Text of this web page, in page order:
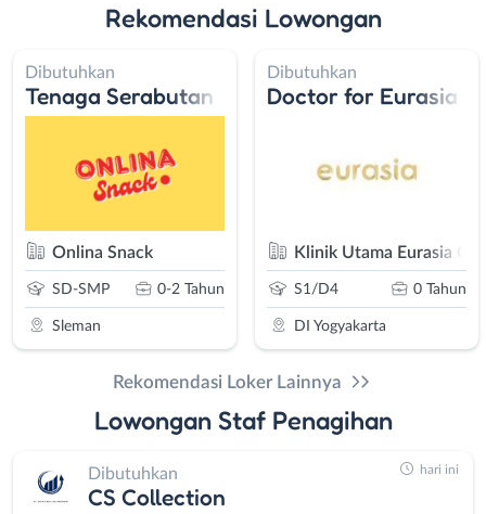
Rekomendasi Lowongan
Dibutuhkan
Tenaga Serabutan
Onlina Snack
SMA/SMK 0-2 Tahun
Sleman
Dibutuhkan
Doctor for Eurasia
Klinik Utama Eurasia
S2/Profesi 0 Tahun
DI Yogyakarta
Rekomendasi Loker Lainnya
Lowongan Staf Penagihan
Dibutuhkan
CS Collection
hari ini